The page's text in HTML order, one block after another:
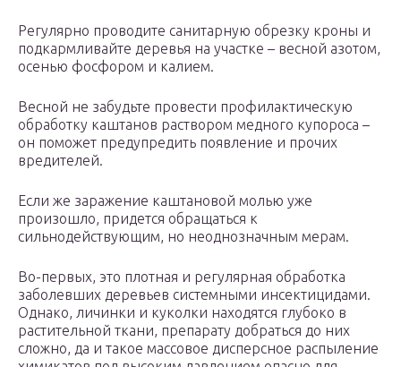
Регулярно проводите санитарную обрезку кроны и
подкармливайте деревья на участке – весной азотом,
осенью фосфором и калием.
Весной не забудьте провести профилактическую
обработку каштанов раствором медного купороса –
он поможет предупредить появление и прочих
вредителей.
Если же заражение каштановой молью уже
произошло, придется обращаться к
сильнодействующим, но неоднозначным мерам.
Во-первых, это плотная и регулярная обработка
заболевших деревьев системными инсектицидами.
Однако, личинки и куколки находятся глубоко в
растительной ткани, препарату добраться до них
сложно, да и такое массовое дисперсное распыление